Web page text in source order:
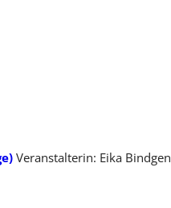
Veranstalterin: Eika Bindgen